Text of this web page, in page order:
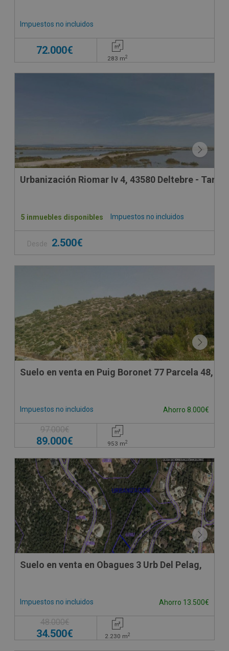
Impuestos no incluidos
72.000€
283 m2
Urbanización Riomar Iv 4, 43580 Deltebre -
Impuestos no incluidos
5 inmuebles disponibles
Desde 2.500€
Suelo en venta en Puig Boronet 77 Parcela 48,
Impuestos no incluidos Ahorro 8.000€
97.000€
89.000€ 953 m2
Suelo en venta en Obagues 3 Urb Del Pelag,
Impuestos no incluidos Ahorro 13.500€
48.000€
34.500€ 2.230 m2